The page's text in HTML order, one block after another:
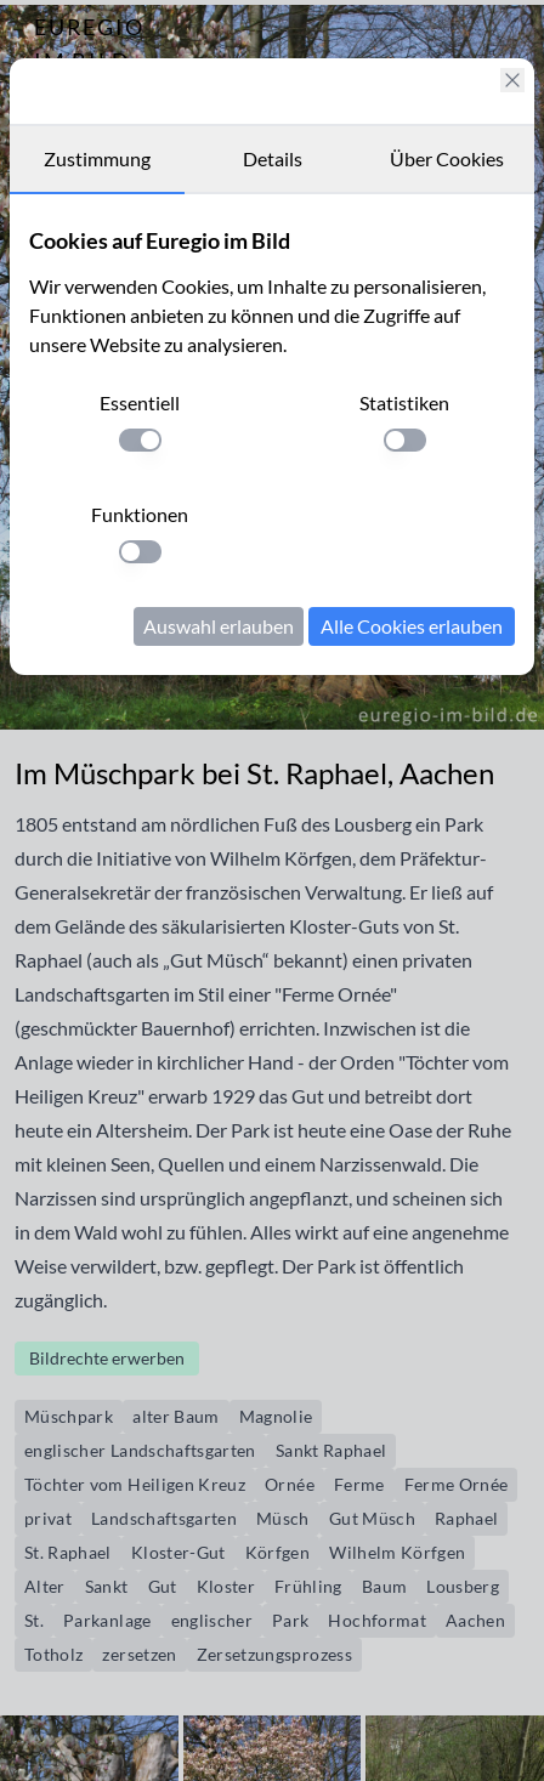
EUREGIO
IM BILD
Archiv
Kontakt
Archiv 1392
Im Müschpark bei St. Raphael, Aachen
1805 entstand am nördlichen Fuß des Lousbergein Park
durch die Initiative von Wilhelm Körfgen, dem Präfektur-
Generalsekretär der französischen Verwaltung. Er ließ auf
dem Gelände des säkularisierten Kloster-Guts von St.
Raphael (auch als „Gut Müsch“ bekannt) einen privaten
Landschaftsgarten im Stil einer "Ferme Ornée"
(geschmückter Bauernhof) errichten. Inzwischen ist die
Anlage wieder in kirchlicher Hand - der Orden "Töchter vom
Heiligen Kreuz" erwarb 1929 das Gut und betreibt dort
heute ein Altersheim. Der Park ist heute eine Oase der Ruhe
mit kleinen Seen, Quellen und einem Narzissenwald. Die
Narzissen sind ursprünglich angepflanzt, und scheinen sich
in dem Wald wohl zu fühlen. Alles wirkt auf eine angenehme
Weise verwildert, bzw. gepflegt. Der Park ist öffentlich
zugänglich.
Bildrechte erwerben
Müschpark alter Baum
Magnolie
englischer Landschaftsgarten
Sankt Raphael
Töchter vom Heiligen Kreuz
Ornée Ferme
Ferme Ornée
privat
Landschaftsgarten Müsch Gut Müsch
Raphael
St. Raphael
Kloster-Gut Körfgen
Wilhelm Körfgen
Alter
Sankt Gut Kloster Frühling Baum
Lousberg
St.
Parkanlage englischer Park Hochformat
Aachen
Totholz
zersetzen Zersetzungsprozess
Zustimmung Details Über Cookies
Cookies auf Euregio im Bild
Wir verwenden Cookies, um Inhalte zu personalisieren,
Funktionen anbieten zu können und die Zugriffe auf
unsere Website zu analysieren.
Essentiell
Einstellung anwenden
Statistiken
Einstellung
Funktionen
Einstellung anwenden
Auswahl erlauben Alle Cookies erlauben